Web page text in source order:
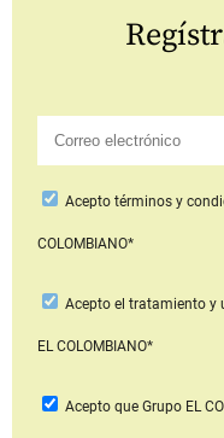
Aceptotérminos y
COLOMBIANO*
Acepto el tratamiento y
EL COLOMBIANO*
Acepto que Grupo EL